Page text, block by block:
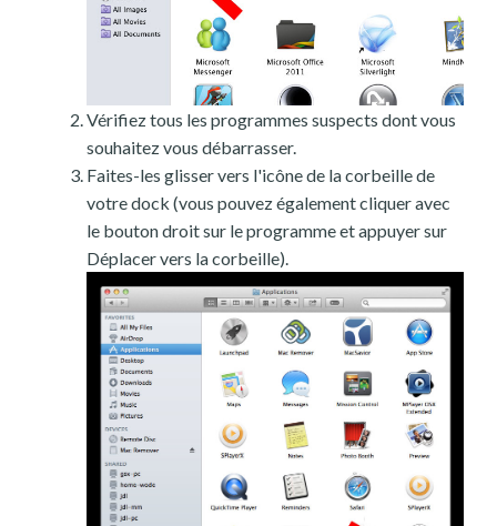
Vérifiez tous les programmes suspects dont vous
souhaitez vous débarrasser.
Faites-les glisser vers l'icône de la corbeille de
votre dock (vous pouvez également cliquer avec
le bouton droit sur le programme et appuyer sur
Déplacer vers la corbeille).